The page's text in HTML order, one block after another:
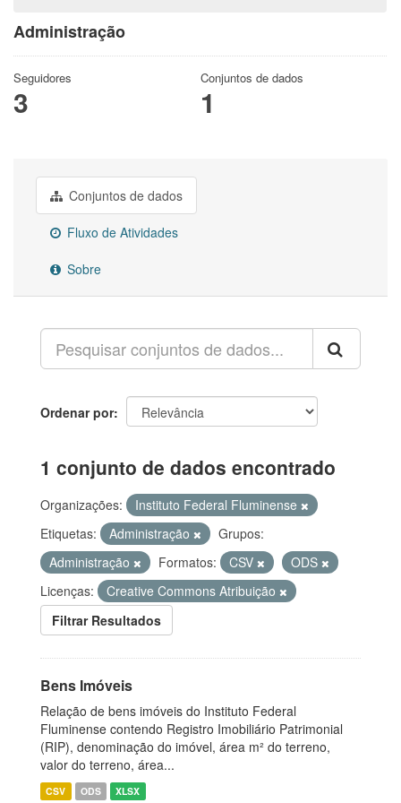
Administração
Seguidores
3
Conjuntos de dados
1
Conjuntos de dados
Fluxo de Atividades
Sobre
Ordenar por
1 conjunto de dados encontrado
Organizações:
Instituto Federal Fluminense
Etiquetas:
Administração
Grupos:
Administração
Formatos: CSV
ODS
Licenças:
Creative Commons Atribuição
Filtrar Resultados
Bens Imóveis
Relação de bens imóveis do Instituto Federal
Fluminense contendo Registro Imobiliário Patrimonial
(RIP), denominação do imóvel, área m² do terreno,
valor do terreno, área...
CSV ODS XLSX